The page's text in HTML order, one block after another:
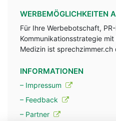
WERBEMÖGLICHKEITEN
Für Ihre Werbebotschaft,
Kommunikationsstrategie
Medizin ist sprechzimmer.ch
INFORMATIONEN
– Impressum
– Feedback
– Partner